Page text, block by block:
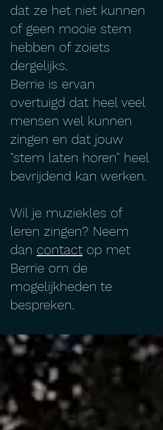
dat ze het niet kunnen
of geen mooie stem
hebben of zoiets
dergelijks.
Berrie is ervan
overtuigd dat heel veel
mensen wel kunnen
zingen en dat jouw
"stem laten horen" heel
bevrijdend kan werken.
Wil je muziekles of
leren zingen? Neem
dan contact op met
Berrie om de
mogelijkheden te
bespreken.